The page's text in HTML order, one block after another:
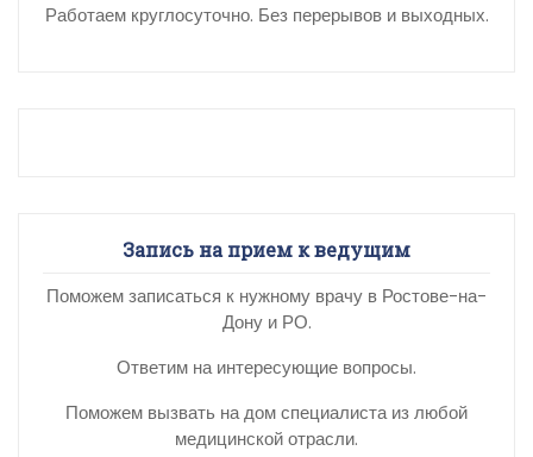
Работаем круглосуточно. Без перерывов и выходных.
Запись на прием к ведущим
Поможем записаться к нужному врачу в Ростове-на-
Дону и РО.
Ответим на интересующие вопросы.
Поможем вызвать на дом специалиста из любой
медицинской отрасли.